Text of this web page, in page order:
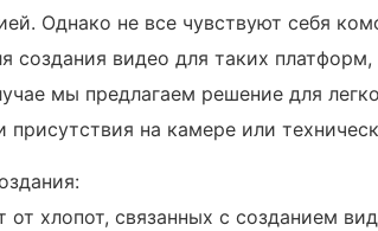
Однако не все чувствуют себя
создания видео для таких платформ,
мы предлагаем решение для
присутствия на камере или
от хлопот, связанных с созданием